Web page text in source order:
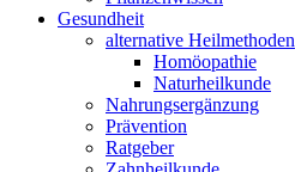
Gesundheit
alternative Heilmethoden
Homöopathie
Naturheilkunde
Nahrungsergänzung
Prävention
Ratgeber